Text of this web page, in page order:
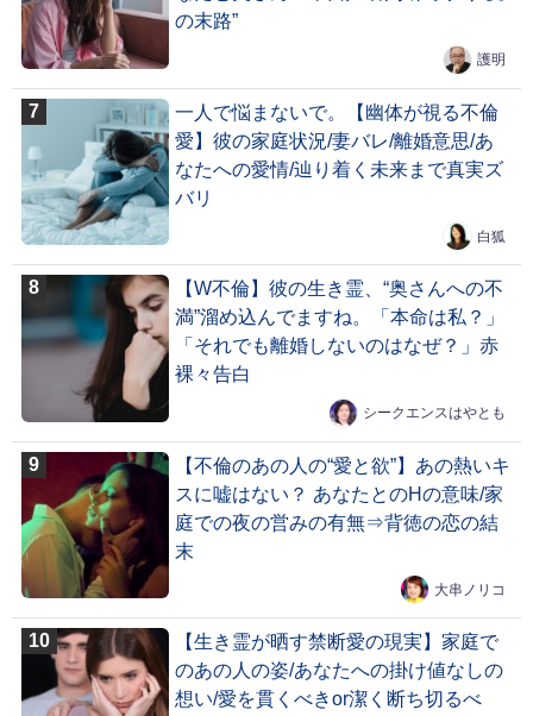
の末路”
護明
一人で悩まないで。【幽体が視る不倫
愛】彼の家庭状況/妻バレ/離婚意思/あ
なたへの愛情/辿り着く未来まで真実ズ
バリ
白狐
【W不倫】彼の生き霊、“奥さんへの不
満”溜め込んでますね。「本命は私？」
「それでも離婚しないのはなぜ？」赤
裸々告白
シークエンスはやとも
【不倫のあの人の“愛と欲”】あの熱いキ
スに嘘はない？ あなたとのHの意味/家
庭での夜の営みの有無⇒背徳の恋の結
末
大串ノリコ
【生き霊が晒す禁断愛の現実】家庭で
のあの人の姿/あなたへの掛け値なしの
想い/愛を貫くべきor潔く断ち切るべ